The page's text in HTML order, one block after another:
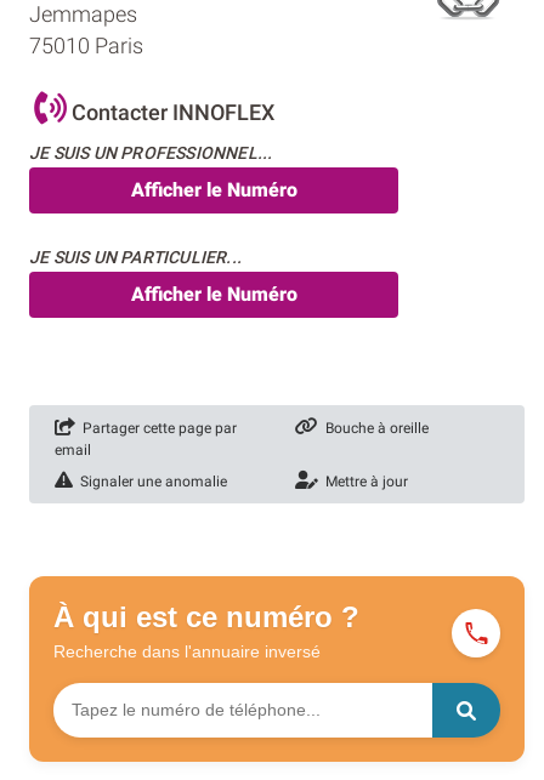
Jemmapes
75010 Paris
Contacter INNOFLEX
JE SUIS UN PROFESSIONNEL...
Afficher le Numéro
JE SUIS UN PARTICULIER...
Afficher le Numéro
Partager cette page par
email
Bouche à oreille
Signaler une anomalie Mettre à jour
À qui est ce numéro ?
Recherche dans l'annuaire inversé